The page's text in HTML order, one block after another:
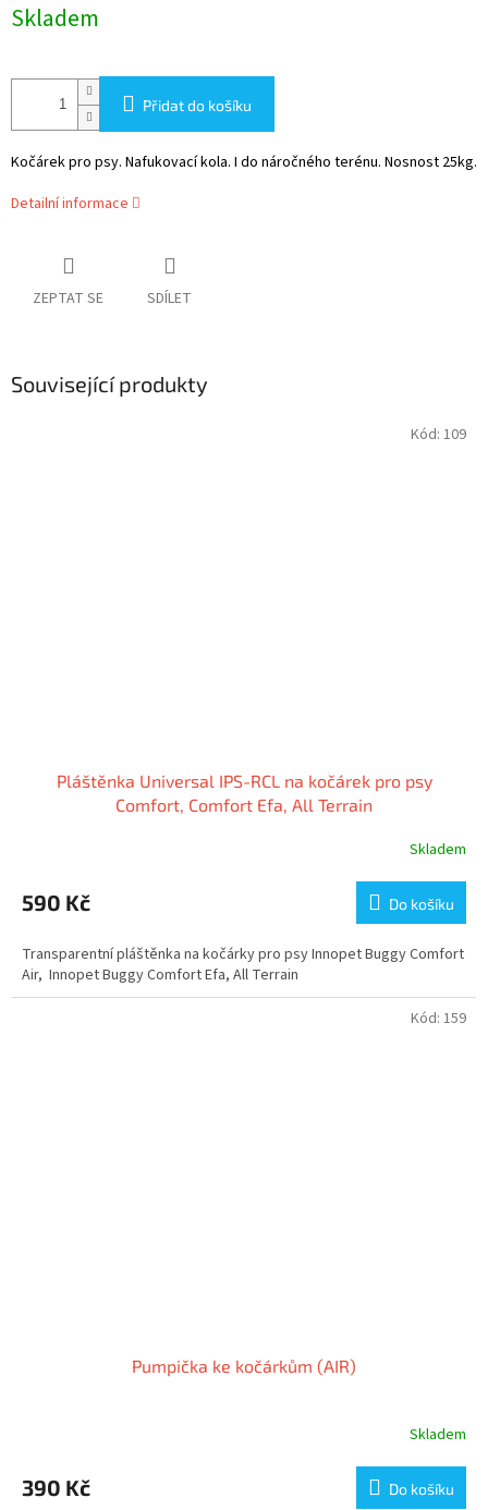
cena:
Skladem
Přidat do košíku
Kočárek pro psy. Nafukovací kola. I do náročného terénu. Nosnost 25kg.
Detailní informace
ZEPTAT SE SDÍLET
Související produkty
Pláštěnka Universal IPS-RCL na kočárek pro psy
Comfort, Comfort Efa, All Terrain
Skladem
590 Kč Do košíku
Transparentní pláštěnka na kočárky pro psy Innopet Buggy Comfort
Air, Innopet Buggy Comfort Efa, All Terrain
Kód: 109
Pumpička ke kočárkům (AIR)
Skladem
390 Kč Do košíku
Kód: 159